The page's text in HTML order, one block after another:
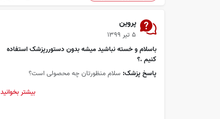
پروین
۵ تیر ۱۳۹۹
باسلام و خسته نباشید میشه بدون دستوررپزشک استفاده
کنیم .؟
پاسخ پزشک: سلام منظورتان چه محصولی است؟
بیشتر بخوانید